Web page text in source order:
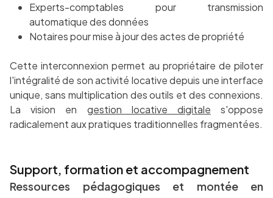
Experts-comptables pour transmission
automatique des données
Notaires pour mise à jour des actes de propriété
Cette interconnexion permet au propriétaire de piloter
l'intégralité de son activité locative depuis une interface
unique, sans multiplication des outils et des connexions.
La vision en gestion locative digitale s'oppose
radicalement aux pratiques traditionnelles fragmentées.
Support, formation et accompagnement
Ressources pédagogiques et montée en